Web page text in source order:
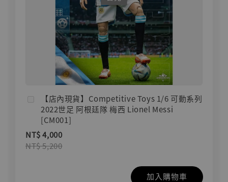
【店內現貨】Competitive Toys 1/6 可動系列
2022世足 阿根廷隊 梅西 Lionel Messi
[CM001]
NT$ 4,000
NT$ 5,200
加入購物車